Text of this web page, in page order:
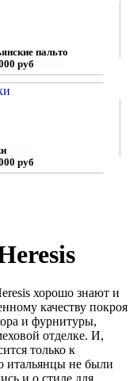
пальто
руб
руб
хорошо знают и
качеству покроя
и фурнитуры,
отделке. И,
только к
итальянцы не были